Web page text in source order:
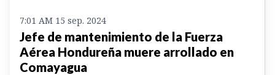
7:01 AM 15 sep. 2024
Jefe de mantenimiento de la Fuerza
Aérea Hondureña muere arrollado en
Comayagua